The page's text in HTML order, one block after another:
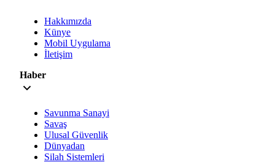
Hakkımızda
Künye
Mobil Uygulama
İletişim
Haber
Savunma Sanayi
Savaş
Ulusal Güvenlik
Dünyadan
Silah Sistemleri